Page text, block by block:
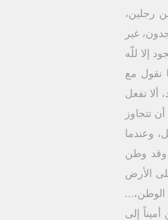
رجلين،
غير
إلا للّه
نقول مع
تفعل
تتجاوز
وعندما
وقد وطن
الأرض
الوطن،...
إلى